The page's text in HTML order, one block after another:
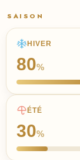
SAISON
HIVER
80%
ÉTÉ
30%